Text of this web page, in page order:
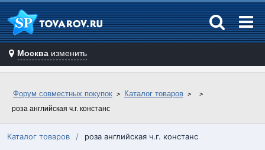
Москва изменить
Форум совместных покупок Каталог товаров
роза английская ч.г. констанс
Каталог товаров / роза английская ч.г. констанс